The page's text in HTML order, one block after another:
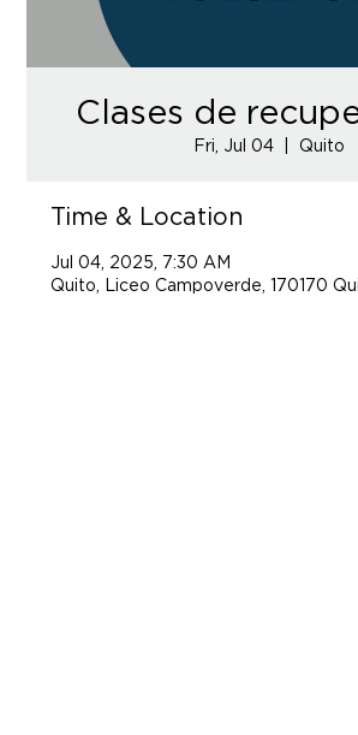
Clases de
Fri, Jul 04 Quito
Time & Location
Jul 04, 2025, 7:30 AM
Quito, Liceo Campoverde, 170170